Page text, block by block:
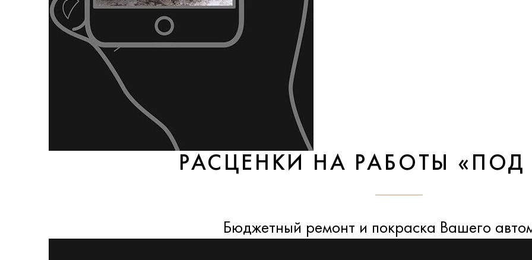
РАСЦЕНКИ НА РАБОТЫ
Бюджетный ремонт и покраска Вашего